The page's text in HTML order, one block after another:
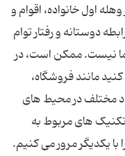
اول خانواده، اقوام و
دوستانه و رفتار توام
نیست. ممکن است، در
مانند فروشگاه،
مختلف در محیط های
های مربوط به
یکدیگر مرور می کنیم.